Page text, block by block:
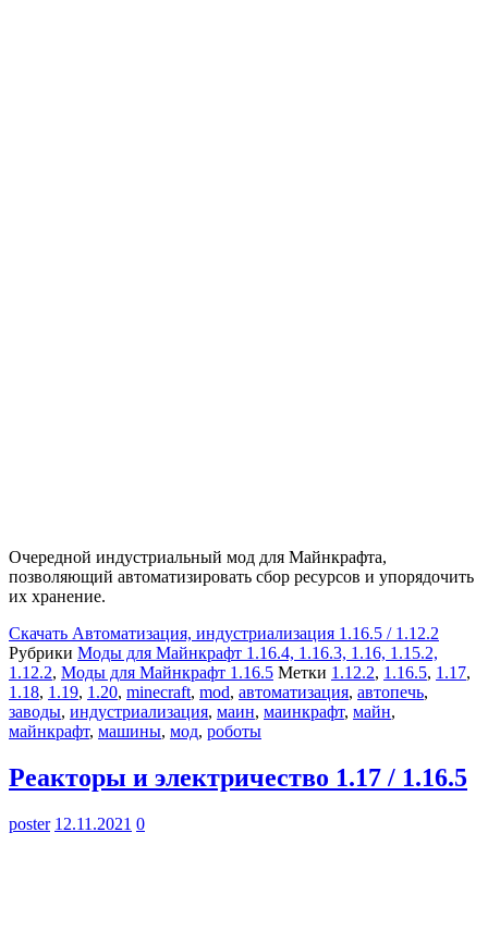
Очередной индустриальный мод для Майнкрафта,
позволяющий автоматизировать сбор ресурсов и упорядочить
их хранение.
Скачать Автоматизация, индустриализация 1.16.5 / 1.12.2
Рубрики Моды для Майнкрафт 1.16.4, 1.16.3, 1.16, 1.15.2,
1.12.2, Моды для Майнкрафт 1.16.5 Метки 1.12.2, 1.16.5, 1.17,
1.18, 1.19, 1.20, minecraft, mod, автоматизация, автопечь,
заводы, индустриализация, маин, маинкрафт, майн,
майнкрафт, машины, мод, роботы
Реакторы и электричество 1.17 / 1.16.5
poster 12.11.2021 0